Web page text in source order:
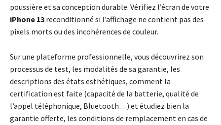
poussière et sa conception durable. Vérifiez l’écran de votre
iPhone 13 reconditionné si l’affichage ne contient pas des
pixels morts ou des incohérences de couleur.
Sur une plateforme professionnelle, vous découvrirez son
processus de test, les modalités de sa garantie, les
descriptions des états esthétiques, comment la
certification est faite (capacité de la batterie, qualité de
l’appel téléphonique, Bluetooth…) et étudiez bien la
garantie offerte, les conditions de remplacement en cas de